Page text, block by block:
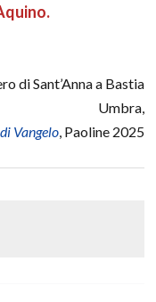
di Sant’Anna a Bastia
Umbra,
Vangelo, Paoline 2025